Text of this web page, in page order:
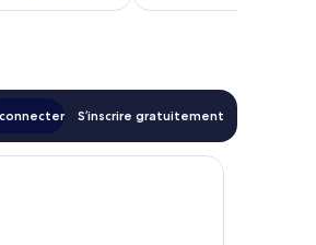
S’inscrire gratuitement